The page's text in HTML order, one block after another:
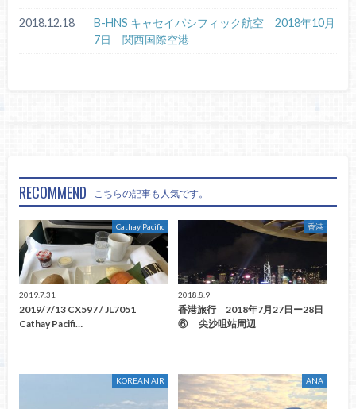
2018.12.18
B-HNS キャセイパシフィック航空 2018年10月
7日 関西国際空港
RECOMMEND こちらの記事も人気です。
Cathay Pacific
2019.7.31
2019/7/13 CX597 / JL7051
Cathay Pacifi…
香港
2018.8.9
香港旅行 2018年7月27日ー28日
⑥ 尖沙咀站周辺
KOREAN AIR ANA